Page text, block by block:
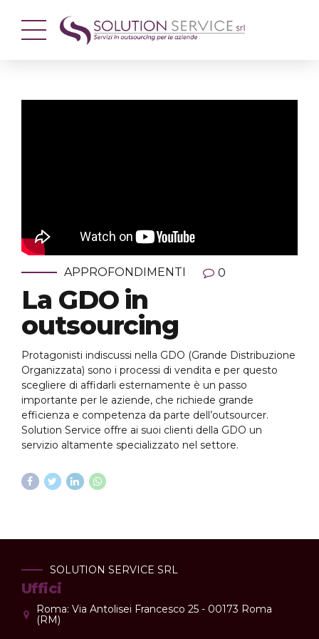
APPROFONDIMENTI 0
La GDO in
outsourcing
Protagonisti indiscussi nella GDO (Grande Distribuzione
Organizzata) sono i processi di vendita e per questo
scegliere di affidarli esternamente è un passo
importante per le aziende, che richiede grande
efficienza e competenza da parte dell’outsourcer.
Solution Service offre ai suoi clienti della GDO un
servizio altamente specializzato nel settore.
SOLUTION SERVICE SRL
Uffici
Roma: Via Antolisei Francesco 25 - 00173 Roma
(RM)